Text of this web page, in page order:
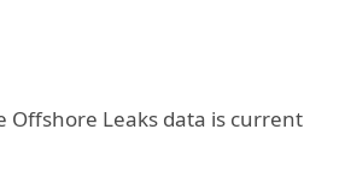
Offshore Leaks data is current